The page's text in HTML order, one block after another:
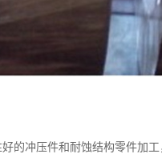
的冲压件和耐蚀结构零件加